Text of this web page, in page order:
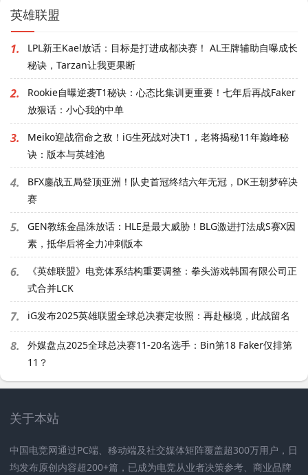
英雄联盟
1.
LPL新王Kael放话：目标是打进成都决赛！ AL王牌辅助自曝成长
秘诀，Tarzan让我更果断
2.
Rookie自曝逆袭T1秘诀：心态比集训更重要！七年后再战Faker
放狠话：小心我的中单
3.
Meiko迎战宿命之敌！iG生死战对决T1，老将揭秘11年巅峰秘
诀：版本与英雄池
4.
BFX鏖战五局登顶亚洲！队史首冠终结六年无冠，DK王朝梦碎决
赛
5.
GEN教练金晶洙放话：HLE是最大威胁！BLG激进打法成S赛X因
素，抵华后将全力冲刺版本
6.
《英雄联盟》电竞体系结构重要调整：拳头游戏韩国有限公司正
式合并LCK
7. iG发布2025英雄联盟全球总决赛定妆照：再赴極境，此战留名
8.
外媒盘点2025全球总决赛11-20名选手：Bin第18 Faker仅排第
11？
关于本站
中国电竞网通过PC端、移动端及社交媒体矩阵覆盖超300万用户，日
均发布原创内容超200+篇，已成为电竞从业者决策参考、商业品牌